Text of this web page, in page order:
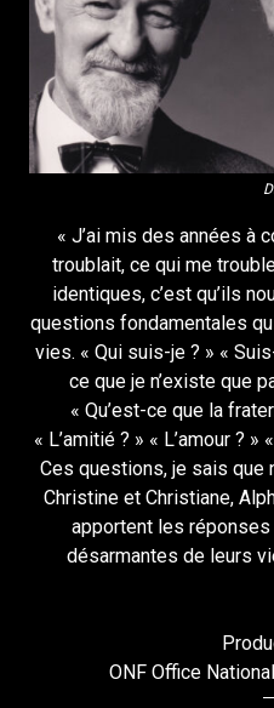
« J’ai mis des années à
troublait, ce qui me
identiques, c’est qu’ils
questions fondamentales
vies. « Qui suis-je ? » «
ce que je n’existe que
« Qu’est-ce que la
« L’amitié ? » « L’amour ?
Ces questions, je sais que
Christine et Christiane,
apportent les
désarmantes de leurs
ONF Office